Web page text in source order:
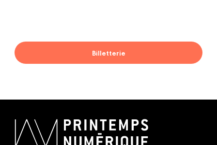
Billetterie